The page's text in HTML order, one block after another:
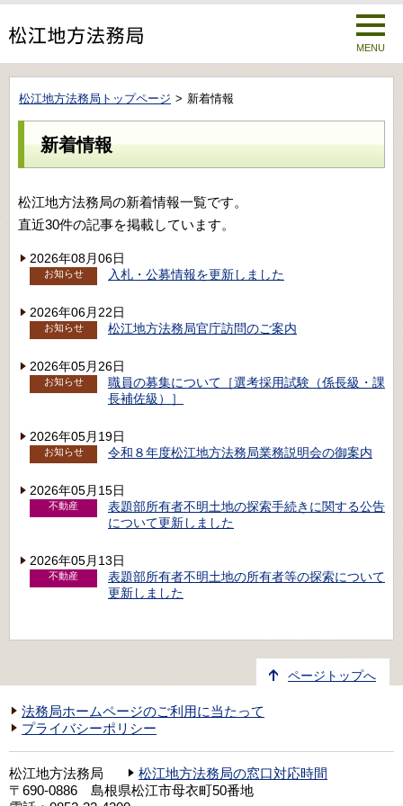
MENU
松江地方法務局トップページ 新着情報
新着情報
松江地方法務局の新着情報一覧です。
直近30件の記事を掲載しています。
2026年08月06日
お知らせ 入札・公募情報を更新しました
2026年06月22日
お知らせ 松江地方法務局官庁訪問のご案内
2026年05月26日
お知らせ
職員の募集について［選考採用試験（係長級・課
長補佐級）］
2026年05月19日
お知らせ 令和８年度松江地方法務局業務説明会の御案内
2026年05月15日
不動産
表題部所有者不明土地の探索手続きに関する公告
について更新しました
2026年05月13日
不動産
表題部所有者不明土地の所有者等の探索について
更新しました
ページトップへ
法務局ホームページのご利用に当たって
プライバシーポリシー
松江地方法務局
松江地方法務局の窓口対応時間
〒690-0886 島根県松江市母衣町50番地